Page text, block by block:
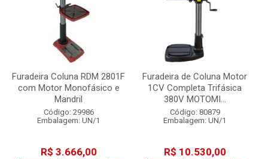
Furadeira Coluna RDM 2801F
com Motor Monofásico e
Mandril
Código: 29986
Embalagem: UN/1
R$ 3.666,00
Furadeira de Coluna Motor
1CV Completa Trifásica
380V MOTOMI...
Código: 80879
Embalagem: UN/1
R$ 10.530,00